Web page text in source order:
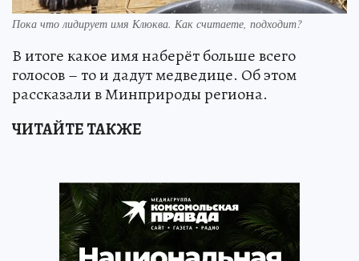
Пока что лидирует имя Клюква. Как считаете, подходит?
В итоге какое имя наберёт больше всего
голосов – то и дадут медведице. Об этом
рассказали в Минприроды региона.
ЧИТАЙТЕ ТАКЖЕ